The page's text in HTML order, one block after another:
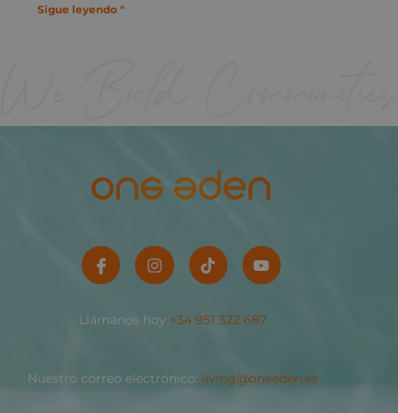
Sigue leyendo "
Llámanos hoy +34 951 322 687
Nuestro correo electrónico: living@oneeden.es